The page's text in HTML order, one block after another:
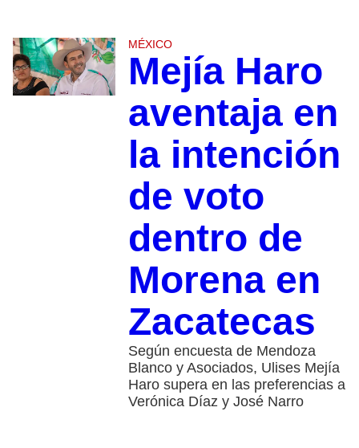
MÉXICO
Mejía Haro
aventaja en
la intención
de voto
dentro de
Morena en
Zacatecas
Según encuesta de Mendoza
Blanco y Asociados, Ulises Mejía
Haro supera en las preferencias a
Verónica Díaz y José Narro